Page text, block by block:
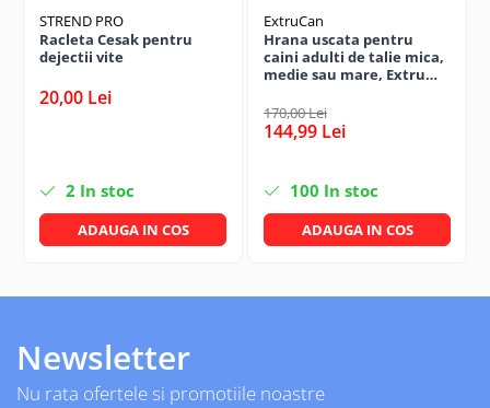
STREND PRO
Racleta Cesak pentru
dejectii vite
20,00 Lei
2 In stoc
ADAUGA IN COS
ExtruCan
Hrana uscata pentru
caini adulti de talie mica,
medie sau mare, Extru
170,00 Lei
144,99 Lei
100 In stoc
ADAUGA IN COS
Newsletter
Nu rata ofertele si promotiile noastre